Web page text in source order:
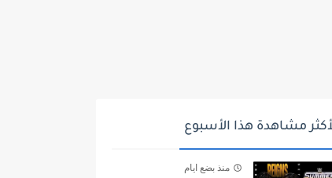
مشاهدة هذا الأسبوع
منذ بضع ايام